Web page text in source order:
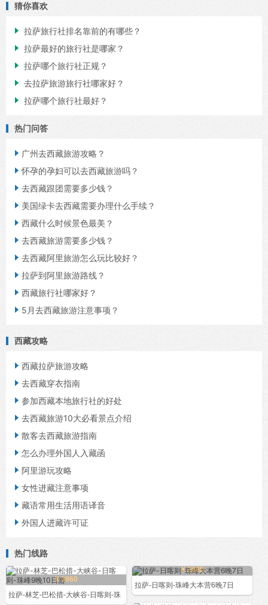
猜你喜欢
 拉萨旅行社排名靠前的有哪些？
 拉萨最好的旅行社是哪家？
 拉萨哪个旅行社正规？
 去拉萨旅游旅行社哪家好？
 拉萨哪个旅行社最好？
热门问答
 广州去西藏旅游攻略？
怀孕的孕妇可以去西藏旅游吗？
 去西藏跟团需要多少钱？
 美国绿卡去西藏需要办理什么手续？
 西藏什么时候景色最美？
 去西藏旅游需要多少钱？
 去西藏阿里旅游怎么玩比较好？
 拉萨到阿里旅游路线？
 西藏旅行社哪家好？
 5月去西藏旅游注意事项？
西藏攻略
 西藏拉萨旅游攻略
 去西藏穿衣指南
 参加西藏本地旅行社的好处
 去西藏旅游10大必看景点介绍
 散客去西藏旅游指南
 怎么办理外国人入藏函
 阿里游玩攻略
 女性进藏注意事项
 藏语常用生活用语译音
 外国人进藏许可证
热门线路
¥ 3960
拉萨-林芝-巴松措-大峡谷-日喀则-珠
¥ 2660
拉萨-日喀则-珠峰大本营6晚7日